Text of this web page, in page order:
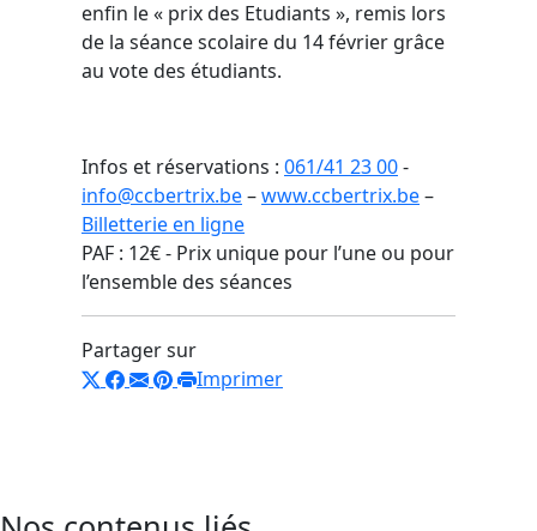
enfin le « prix des Etudiants », remis lors
de la séance scolaire du 14 février grâce
au vote des étudiants.
Infos et réservations : 061/41 23 00-
info@ccbertrix.be–www.ccbertrix.be–
Billetterie en ligne
PAF : 12€ - Prix unique pour l’une ou pour
l’ensemble des séances
Partager sur
Imprimer